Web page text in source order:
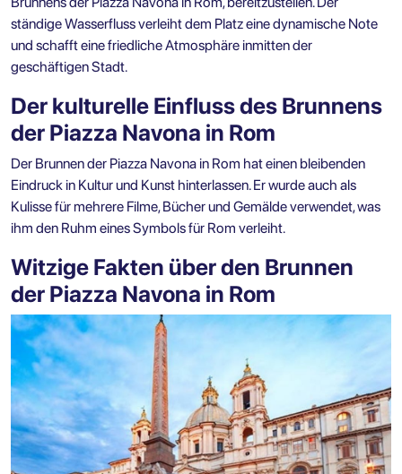
ständige Wasserfluss verleiht dem Platz eine dynamische Note
und schafft eine friedliche Atmosphäre inmitten der
geschäftigen Stadt.
Der kulturelle Einfluss des Brunnens
der Piazza Navona in Rom
Der Brunnen der Piazza Navona in Rom hat einen bleibenden
Eindruck in Kultur und Kunst hinterlassen. Er wurde auch als
Kulisse für mehrere Filme, Bücher und Gemälde verwendet, was
ihm den Ruhm eines Symbols für Rom verleiht.
Witzige Fakten über den Brunnen
der Piazza Navona in Rom